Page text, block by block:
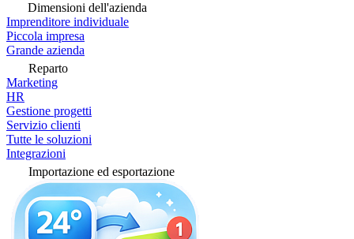
Dimensioni dell'azienda
Imprenditore individuale
Piccola impresa
Grande azienda
Reparto
Marketing
HR
Gestione progetti
Servizio clienti
Tutte le soluzioni
Integrazioni
Importazione ed esportazione